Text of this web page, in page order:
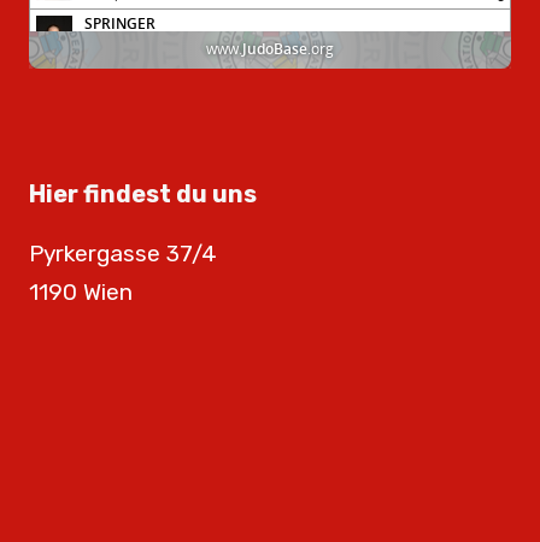
Hier findest du uns
Pyrkergasse 37/4
1190 Wien